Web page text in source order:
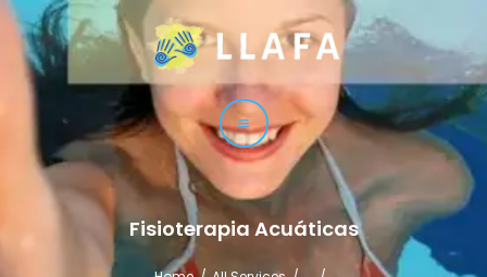
Fisioterapia Acuáticas
LLAFA
Liga Latinoamericana de Fisioterapia Acuática
LIGA
CURSOS
TÉCNICAS
SERVICIO